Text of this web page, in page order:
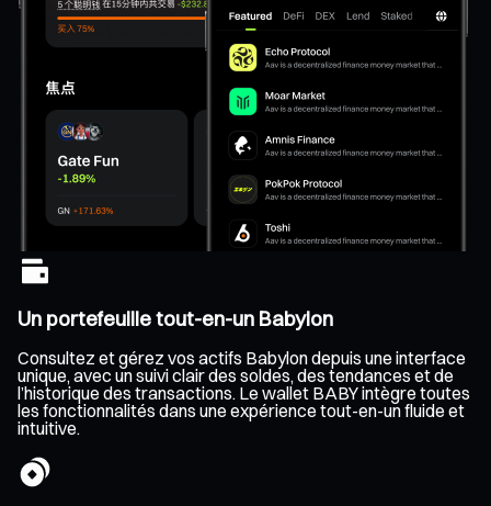
Un portefeuille tout-en-un Babylon
Consultez et gérez vos actifs Babylon depuis une interface
unique, avec un suivi clair des soldes, des tendances et de
l’historique des transactions. Le wallet BABY intègre toutes
les fonctionnalités dans une expérience tout-en-un fluide et
intuitive.